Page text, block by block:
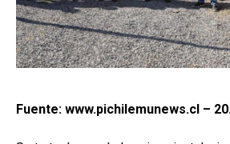
Fuente: www.pichilemunews.cl –